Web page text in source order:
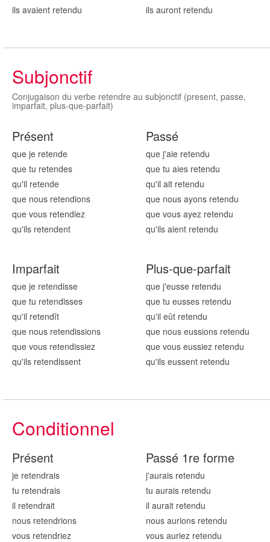
ils avaient retendu
ils auront retendu
Subjonctif
Conjugaison du verbe retendre au subjonctif (present, passe,
imparfait, plus-que-parfait)
Présent
que je retende
que tu retendes
qu'il retende
que nous retendions
que vous retendiez
qu'ils retendent
Passé
que j'aie retendu
que tu aies retendu
qu'il ait retendu
que nous ayons retendu
que vous ayez retendu
qu'ils aient retendu
Imparfait
que je retendisse
que tu retendisses
qu'il retendît
que nous retendissions
que vous retendissiez
qu'ils retendissent
Plus-que-parfait
que j'eusse retendu
que tu eusses retendu
qu'il eût retendu
que nous eussions retendu
que vous eussiez retendu
qu'ils eussent retendu
Conditionnel
Présent
je retendrais
tu retendrais
il retendrait
nous retendrions
vous retendriez
Passé 1re forme
j'aurais retendu
tu aurais retendu
il aurait retendu
nous aurions retendu
vous auriez retendu